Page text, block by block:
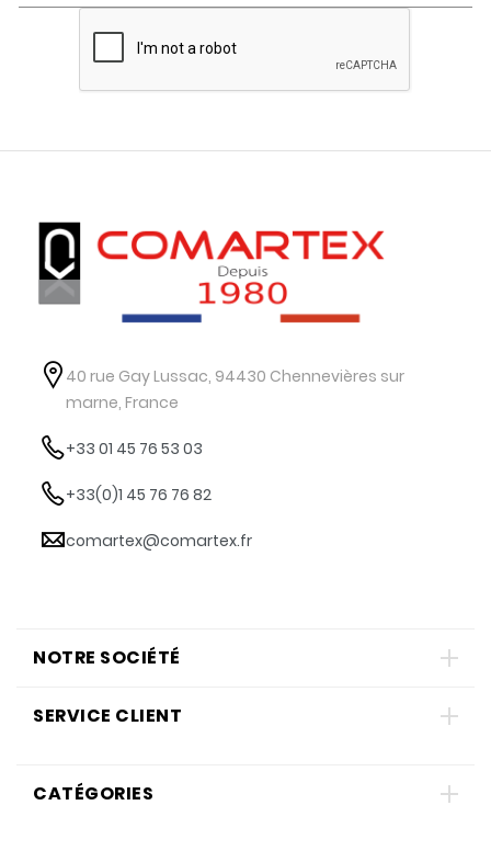
40 rue Gay Lussac, 94430 Chennevières sur
marne, France
+33 01 45 76 53 03
+33(0)1 45 76 76 82
comartex@comartex.fr
NOTRE SOCIÉTÉ
SERVICE CLIENT
CATÉGORIES